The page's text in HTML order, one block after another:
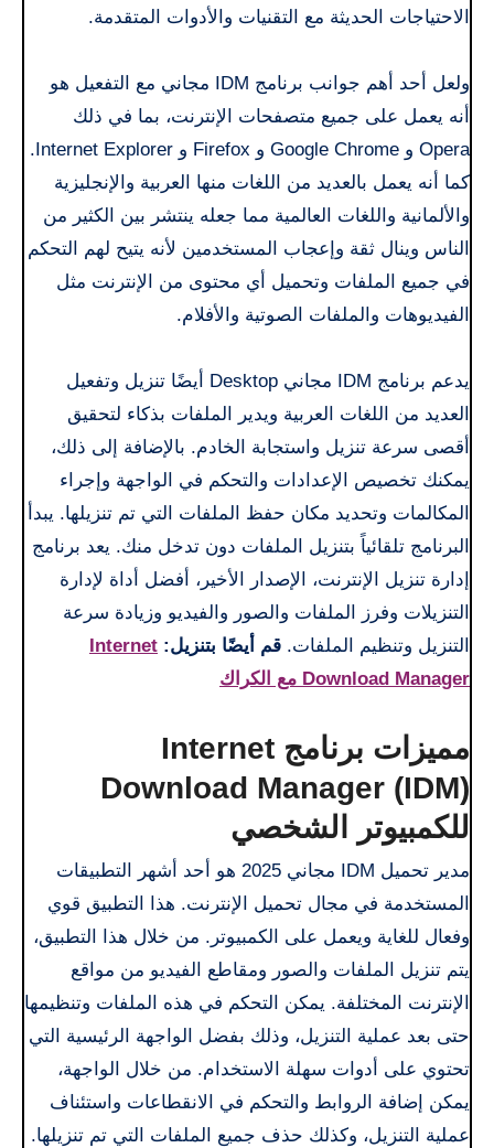
الاحتياجات الحديثة مع التقنيات والأدوات المتقدمة.
ولعل أحد أهم جوانب برنامج IDM مجاني مع التفعيل هو
أنه يعمل على جميع متصفحات الإنترنت، بما في ذلك
Opera و Google Chrome و Firefox و Internet Explorer.
كما أنه يعمل بالعديد من اللغات منها العربية والإنجليزية
والألمانية واللغات العالمية مما جعله ينتشر بين الكثير من
الناس وينال ثقة وإعجاب المستخدمين لأنه يتيح لهم التحكم
في جميع الملفات وتحميل أي محتوى من الإنترنت مثل
الفيديوهات والملفات الصوتية والأفلام.
يدعم برنامج IDM مجاني Desktop أيضًا تنزيل وتفعيل
العديد من اللغات العربية ويدير الملفات بذكاء لتحقيق
أقصى سرعة تنزيل واستجابة الخادم. بالإضافة إلى ذلك،
يمكنك تخصيص الإعدادات والتحكم في الواجهة وإجراء
المكالمات وتحديد مكان حفظ الملفات التي تم تنزيلها. يبدأ
البرنامج تلقائياً بتنزيل الملفات دون تدخل منك. يعد برنامج
إدارة تنزيل الإنترنت، الإصدار الأخير، أفضل أداة لإدارة
التنزيلات وفرز الملفات والصور والفيديو وزيادة سرعة
التنزيل وتنظيم الملفات. قم أيضًا بتنزيل: Internet
Download Manager مع الكراك
مميزات برنامج Internet
Download Manager (IDM)
للكمبيوتر الشخصي
مدير تحميل IDM مجاني 2025 هو أحد أشهر التطبيقات
المستخدمة في مجال تحميل الإنترنت. هذا التطبيق قوي
وفعال للغاية ويعمل على الكمبيوتر. من خلال هذا التطبيق،
يتم تنزيل الملفات والصور ومقاطع الفيديو من مواقع
الإنترنت المختلفة. يمكن التحكم في هذه الملفات وتنظيمها
حتى بعد عملية التنزيل، وذلك بفضل الواجهة الرئيسية التي
تحتوي على أدوات سهلة الاستخدام. من خلال الواجهة،
يمكن إضافة الروابط والتحكم في الانقطاعات واستئناف
عملية التنزيل، وكذلك حذف جميع الملفات التي تم تنزيلها.